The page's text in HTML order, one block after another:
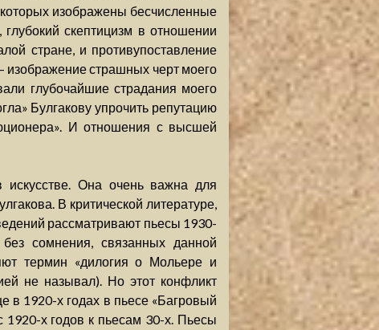
изображены бесчисленные
скептицизм в отношении
стране, и противупоставление
страшных черт моего
глубочайшие страдания моего
Булгакову упрочить репутацию
И отношения с высшей
Она очень важна для
В критической литературе,
рассматривают пьесы 1930-
сомнения, связанных данной
термин «дилогия о Мольере и
не называл). Но этот конфликт
в 1920-х годах в пьесе «Багровый
1920-х годов к пьесам 30-х. Пьесы